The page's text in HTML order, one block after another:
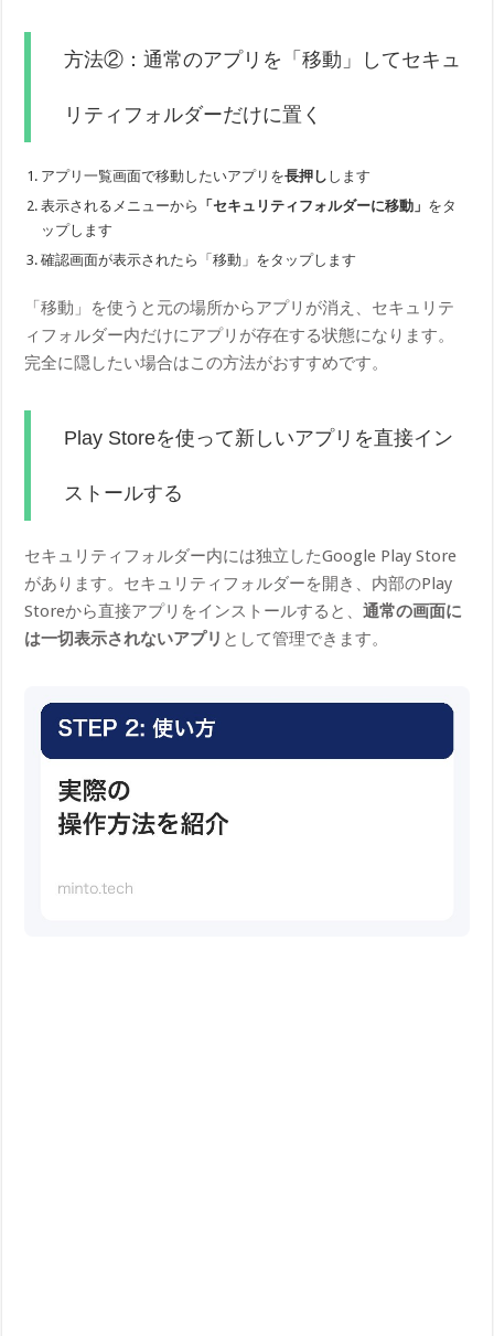
方法②：通常のアプリを「移動」してセキュ
リティフォルダーだけに置く
アプリ一覧画面で移動したいアプリを長押し します
表示されるメニューから 「セキュリティフォルダーに移動」 をタ
ップします
確認画面が表示されたら「移動」をタップします
「移動」を使うと元の場所からアプリが消え、セキュリテ
ィフォルダー内だけにアプリが存在する状態になります。
完全に隠したい場合はこの方法がおすすめです。
Play Storeを使って新しいアプリを直接イン
ストールする
セキュリティフォルダー内には独立したGoogle Play Store
があります。セキュリティフォルダーを開き、内部のPlay
Storeから直接アプリをインストールすると、通常の画面に
は一切表示されないアプリ として管理できます。